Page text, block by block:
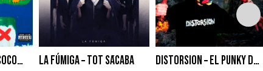
ACTION BRONSON – COCODRILLO TURBO LA FÚMIGA – TOT S´ACABA DISTORSION – EL PUNKY DEL HACHA